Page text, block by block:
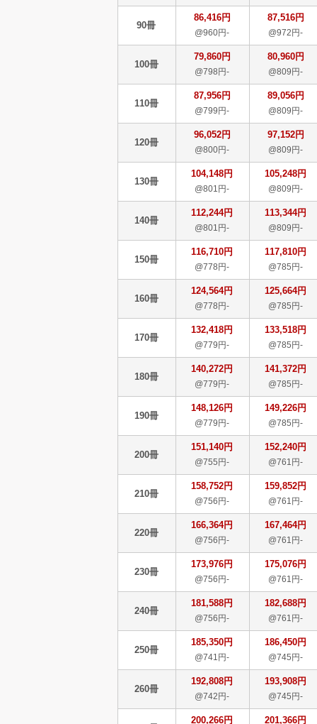
90冊
86,416円
@960円-
87,516円
@972円-
100冊
79,860円
@798円-
80,960円
@809円-
110冊
87,956円
@799円-
89,056円
@809円-
120冊
96,052円
@800円-
97,152円
@809円-
130冊
104,148円
@801円-
105,248円
@809円-
140冊
112,244円
@801円-
113,344円
@809円-
150冊
116,710円
@778円-
117,810円
@785円-
160冊
124,564円
@778円-
125,664円
@785円-
170冊
132,418円
@779円-
133,518円
@785円-
180冊
140,272円
@779円-
141,372円
@785円-
190冊
148,126円
@779円-
149,226円
@785円-
200冊
151,140円
@755円-
152,240円
@761円-
210冊
158,752円
@756円-
159,852円
@761円-
220冊
166,364円
@756円-
167,464円
@761円-
230冊
173,976円
@756円-
175,076円
@761円-
240冊
181,588円
@756円-
182,688円
@761円-
250冊
185,350円
@741円-
186,450円
@745円-
260冊
192,808円
@742円-
193,908円
@745円-
200,266円 201,366円